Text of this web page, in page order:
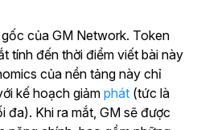
của GM Network. Token
tính đến thời điểm viết bài này
của nền tảng này chỉ
kế hoạch giảm phát (tức là
đa). Khi ra mắt, GM sẽ được